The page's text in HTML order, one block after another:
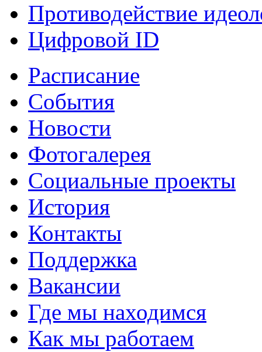
Противодействие
Цифровой ID
Расписание
События
Новости
Фотогалерея
Социальные проекты
История
Контакты
Поддержка
Вакансии
Где мы находимся
Как мы работаем